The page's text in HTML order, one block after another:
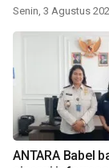
Senin, 3 Agustus
ANTARA Babel